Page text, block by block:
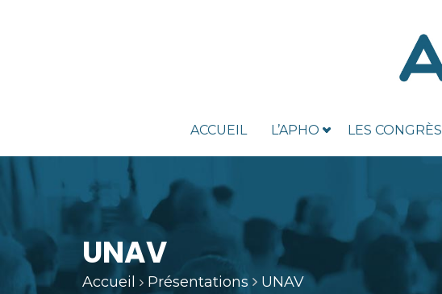
ACCUEIL L’APHO LES CONGRÈS
UNAV
Accueil Présentations UNAV